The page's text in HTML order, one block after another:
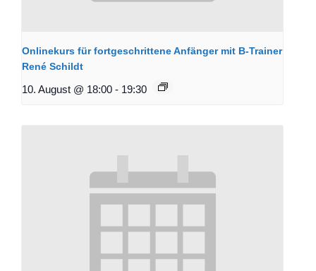
Onlinekurs für fortgeschrittene Anfänger mit B-Trainer
René Schildt
10. August @ 18:00 - 19:30